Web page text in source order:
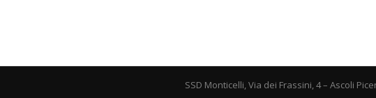
SSD Monticelli, Via dei Frassini, 4 – Ascoli